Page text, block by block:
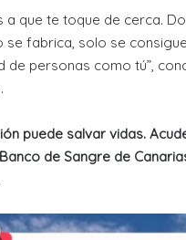
a que te toque de cerca.
se fabrica, solo se
de personas como tú”,
puede salvar vidas.
de Sangre de